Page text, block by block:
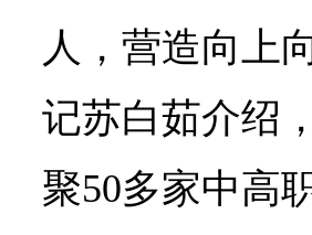
人，营造向上
记苏白茹介绍
聚50多家中高